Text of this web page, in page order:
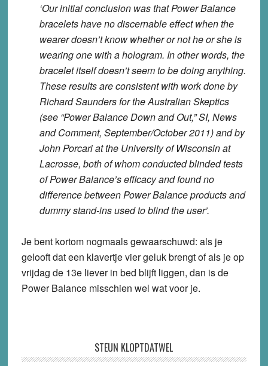
‘Our initial conclusion was that Power Balance
bracelets have no discernable effect when the
wearer doesn’t know whether or not he or she is
wearing one with a hologram. In other words, the
bracelet itself doesn’t seem to be doing anything.
These results are consistent with work done by
Richard Saunders for the Australian Skeptics
(see “Power Balance Down and Out,” SI, News
and Comment, September/October 2011) and by
John Porcari at the University of Wisconsin at
Lacrosse, both of whom conducted blinded tests
of Power Balance’s efficacy and found no
difference between Power Balance products and
dummy stand-ins used to blind the user’.
Je bent kortom nogmaals gewaarschuwd: als je
gelooft dat een klavertje vier geluk brengt of als je op
vrijdag de 13e liever in bed blijft liggen, dan is de
Power Balance misschien wel wat voor je.
STEUN KLOPTDATWEL